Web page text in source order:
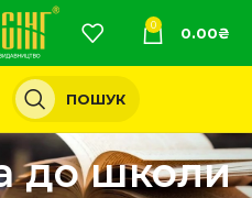
0 0.00₴
ПОШУК
до школи